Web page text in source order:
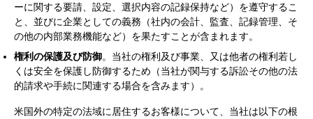
ーに関する要請、設定、選択内容の記録保持など）を遵守するこ
と、並びに企業としての義務（社内の会計、監査、記録管理、そ
の他の内部業務機能など）を果たすことが含まれます。
権利の保護及び防御。当社の権利及び事業、又は他者の権利若し
くは安全を保護し防御するため（当社が関与する訴訟その他の法
的請求や手続に関連する場合を含みます）。
米国外の特定の法域に居住するお客様について、当社は以下の根